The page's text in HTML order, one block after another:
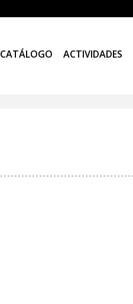
CATÁLOGO ACTIVIDADES